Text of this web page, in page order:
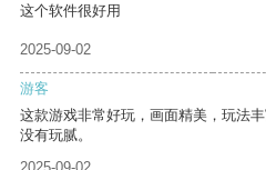
这个软件很好用
2025-09-02
游客
这款游戏非常好玩，画面精美，玩法
没有玩腻。